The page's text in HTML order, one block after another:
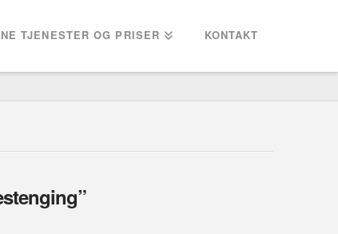
TJENESTER OG PRISER KONTAKT